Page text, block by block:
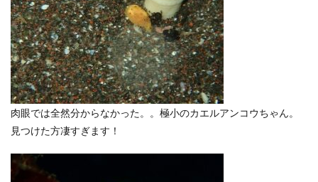
肉眼では全然分からなかった。。極小のカエルアンコウちゃん。
見つけた方凄すぎます！